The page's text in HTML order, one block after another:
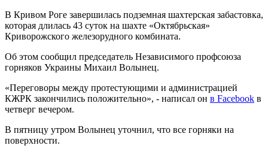
В Кривом Роге завершилась подземная шахтерская забастовка,
которая длилась 43 суток на шахте «Октябрьская»
Криворожского железорудного комбината.
Об этом сообщил председатель Независимого профсоюза
горняков Украины Михаил Волынец.
«Переговоры между протестующими и администрацией
КЖРК закончились положительно», - написал он в Facebook в
четверг вечером.
В пятницу утром Волынец уточнил, что все горняки на
поверхности.